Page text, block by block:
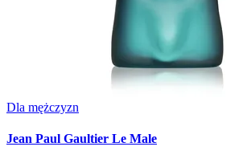
Dla mężczyzn
Jean Paul Gaultier Le Male